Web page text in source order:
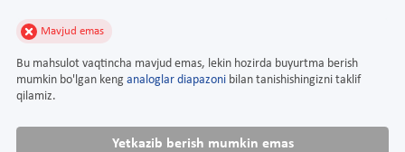
Mavjud emas
Bu mahsulot vaqtincha mavjud emas, lekin hozirda buyurtma berish
mumkin bo'lgan keng analoglar diapazoni bilan tanishishingizni taklif
qilamiz.
Yetkazib berish mumkin emas